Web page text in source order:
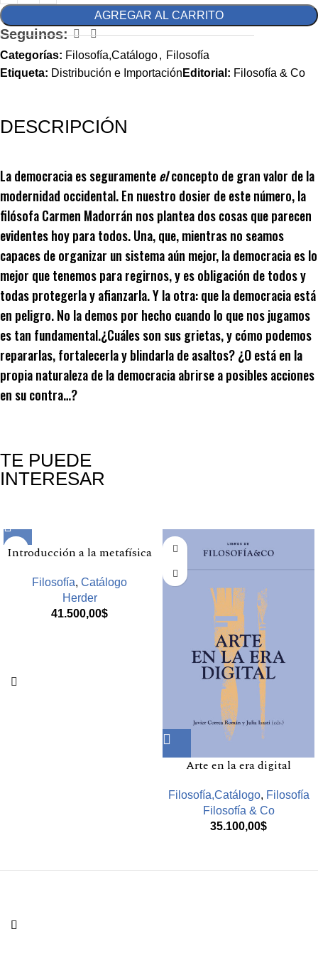
AGREGAR AL CARRITO
Seguinos:
Categorías: Filosofía,Catálogo, Filosofía
Etiqueta: Distribución e Importación Editorial: Filosofía & Co
DESCRIPCIÓN
La democracia es seguramenteelconcepto de gran valor de la
modernidad occidental. En nuestro dosier de este número, la
filósofa Carmen Madorrán nos plantea dos cosas que parecen
evidentes hoy para todos. Una, que, mientras no seamos
capaces de organizar un sistema aún mejor, la democracia es lo
mejor que tenemos para regirnos, y es obligación de todos y
todas protegerla y afianzarla. Y la otra: que la democracia está
en peligro. No la demos por hecho cuando lo que nos jugamos
es tan fundamental.¿Cuáles son sus grietas, y cómo podemos
repararlas, fortalecerla y blindarla de asaltos? ¿O está en la
propia naturaleza de la democracia abrirse a posibles acciones
en su contra…?
TE PUEDE
INTERESAR
Introducción a la metafísica
Filosofía, Catálogo
Herder
41.500,00$
Arte en la era digital
Filosofía,Catálogo, Filosofía
Filosofía & Co
35.100,00$